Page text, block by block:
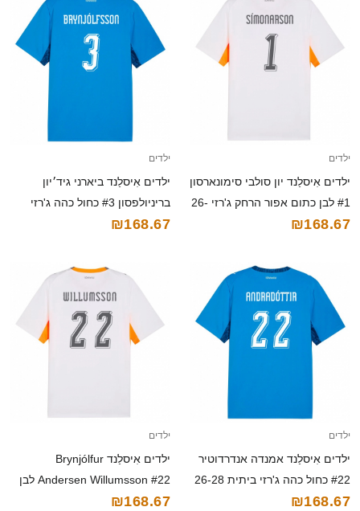
ילדים
ילדים אִיסלַנד יון סולבי סימונארסון
#1 לבן כתום אפור הרחק ג'רזי 26-
28 חולצה קצרה
₪168.67
ילדים
ילדים אִיסלַנד ביארני גיד׳יון
בריניולפסון #3 כחול כהה ג'רזי
ביתית 26-28 חולצה קצרה
₪168.67
ילדים
ילדים אִיסלַנד אמנדה אנדרדוטיר
#22 כחול כהה ג'רזי ביתית 26-28
חולצה קצרה
₪168.67
ילדים
ילדים אִיסלַנד Brynjólfur
Andersen Willumsson #22 לבן
₪168.67